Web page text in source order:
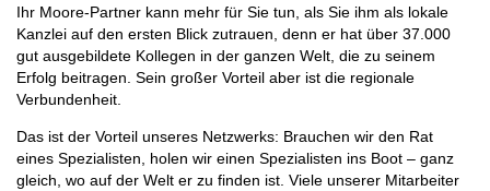
Ihr Moore-Partner kann mehr für Sie tun, als Sie ihm als lokale
Kanzlei auf den ersten Blick zutrauen, denn er hat über 37.000
gut ausgebildete Kollegen in der ganzen Welt, die zu seinem
Erfolg beitragen. Sein großer Vorteil aber ist die regionale
Verbundenheit.
Das ist der Vorteil unseres Netzwerks: Brauchen wir den Rat
eines Spezialisten, holen wir einen Spezialisten ins Boot – ganz
gleich, wo auf der Welt er zu finden ist. Viele unserer Mitarbeiter